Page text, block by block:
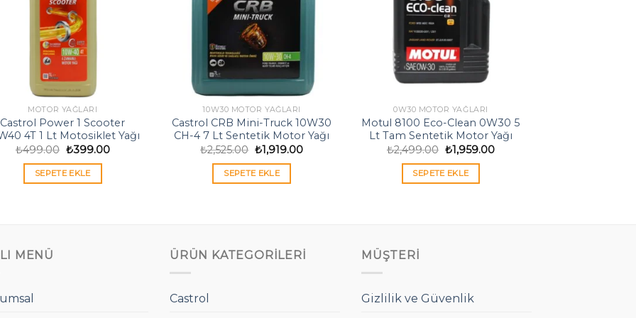
MOTOR YAĞLARI
Castrol Power 1 Scooter
4T 1 Lt Motosiklet Yağı
₺499.00 Orijinal
₺499.00.
₺399.00Şu
SEPETE EKLE
10W30 MOTOR YAĞLARI
Castrol CRB Mini-Truck 10W30
CH-4 7 Lt Sentetik Motor Yağı
₺2,525.00 Orijinal
fiyat:
₺2,525.00.
₺1,919.00Şu
SEPETE EKLE
0W30 MOTOR YAĞLARI
Motul 8100 Eco-Clean 0W30 5
Lt Tam Sentetik Motor Yağı
₺2,499.00 Orijinal
fiyat:
₺2,499.00.
₺1,959.00Şu
SEPETE EKLE
MENÜ ÜRÜN KATEGORILERI
Castrol
MÜŞTERI
Gizlilik ve Güvenlik